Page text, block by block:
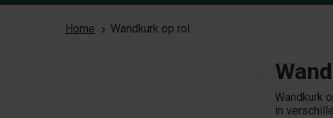
Home Wandkurk op rol
Wandkurk
in